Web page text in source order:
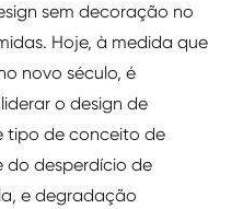
sem decoração no
Hoje, à medida que
novo século, é
o design de
tipo de conceito de
do desperdício de
e degradação